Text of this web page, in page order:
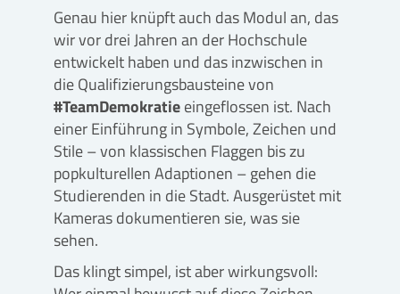
Genau hier knüpft auch das Modul an, das
wir vor drei Jahren an der Hochschule
entwickelt haben und das inzwischen in
die Qualifizierungsbausteine von
#TeamDemokratieeingeflossen ist. Nach
einer Einführung in Symbole, Zeichen und
Stile – von klassischen Flaggen bis zu
popkulturellen Adaptionen – gehen die
Studierenden in die Stadt. Ausgerüstet mit
Kameras dokumentieren sie, was sie
sehen.
Das klingt simpel, ist aber wirkungsvoll: